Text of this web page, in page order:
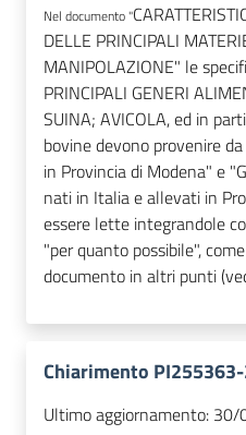
Nel documento "
DELLE PRINCIPALI
MANIPOLAZIONE" le
PRINCIPALI GENERI
SUINA; AVICOLA, ed in
bovine devono provenire
in Provincia di Modena" e
nati in Italia e allevati in
essere lette integrandole
"per quanto possibile",
documento in altri punti
Chiarimento
Ultimo aggiornamento: 30/